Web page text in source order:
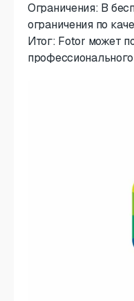
Ограничения: В
ограничения по
Итог: Fotor может